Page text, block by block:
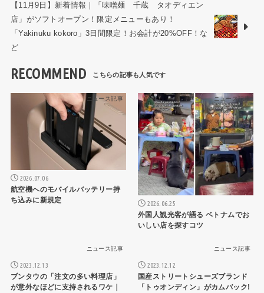
【11月9日】新着情報｜「味噌麺 千蔵 タオディエン
店」がソフトオープン！限定メニューもあり！
「Yakinuku kokoro」3日間限定！お会計が20%OFF！な
ど
RECOMMEND
ニュース記事
2026.07.06
航空機へのモバイルバッテリー持
ち込みに新規定
ニュース記事
2026.06.25
外国人観光客が語る ベトナムでお
いしい店を探すコツ
ニュース記事
2023.12.13
ブンタウの「注文の多い料理店」
が意外なほどに支持されるワケ｜
ニュース記事
2023.12.12
国産ストリートシューズブランド
「トゥオンディン」がカムバック!